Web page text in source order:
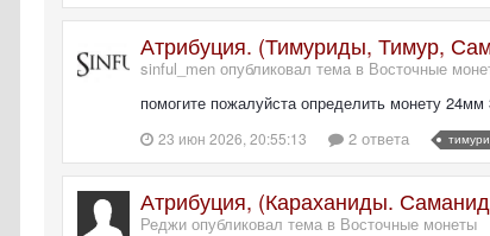
Атрибуция. (Тимуриды, Тимур,
sinful_men опубликовал тема в Восточные
помогите пожалуйста определить монету 24мм
23 июн 2026, 20:55:13 2 ответа
Атрибуция, (Караханиды.
Реджи опубликовал тема в Восточные монеты